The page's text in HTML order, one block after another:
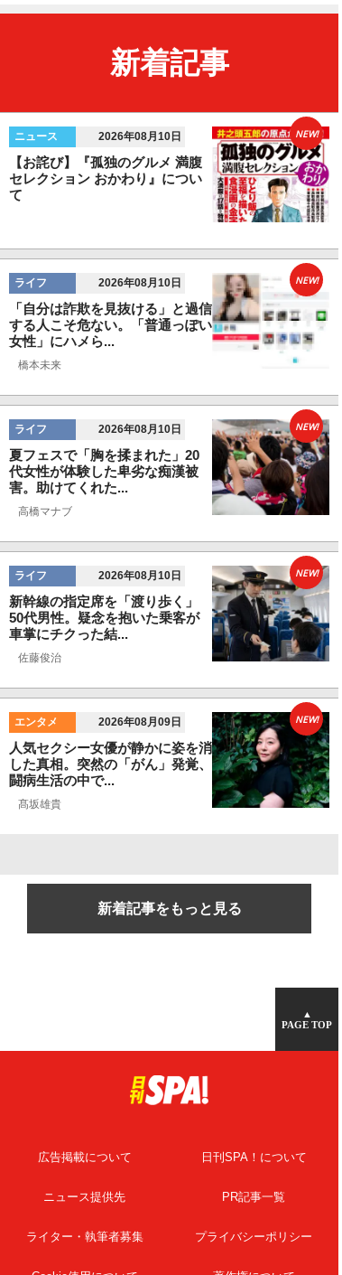
新着記事
ニュース 2026年08月10日
【お詫び】『孤独のグルメ 満腹
セレクション おかわり』につい
て
NEW!
ライフ 2026年08月10日
「自分は詐欺を見抜ける」と過信
する人こそ危ない。「普通っぽい
女性」にハメら...
橋本未来
NEW!
ライフ 2026年08月10日
夏フェスで「胸を揉まれた」20
代女性が体験した卑劣な痴漢被
害。助けてくれた...
高橋マナブ
NEW!
ライフ 2026年08月10日
新幹線の指定席を「渡り歩く」
50代男性。疑念を抱いた乗客が
車掌にチクった結...
佐藤俊治
NEW!
エンタメ 2026年08月09日
人気セクシー女優が静かに姿を消
した真相。突然の「がん」発覚、
闘病生活の中で...
髙坂雄貴
NEW!
新着記事をもっと見る
▲
PAGE TOP
広告掲載について 日刊SPA！について
ニュース提供先 PR記事一覧
ライター・執筆者募集 プライバシーポリシー